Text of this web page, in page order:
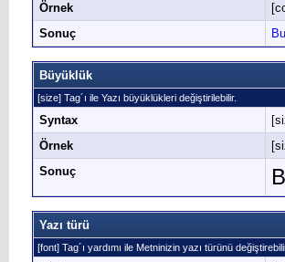
Örnek
Sonuç
Büyüklük
[size] Tag´ı ile Yazı büyüklükleri değiştirilebilir.
Syntax
Örnek
Sonuç
Yazı türü
[font] Tag´ı yardımı ile Metninizin yazı türünü